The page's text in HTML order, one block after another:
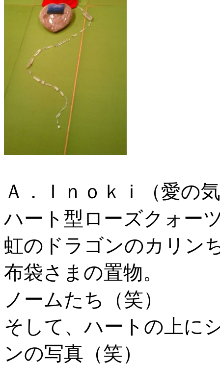
Ａ．Ｉｎｏｋｉ（愛の
ハート型ローズクォー
虹のドラゴンのカリン
布袋さまの置物。
ノームたち（笑）
そして、ハートの上に
ンの写真（笑）